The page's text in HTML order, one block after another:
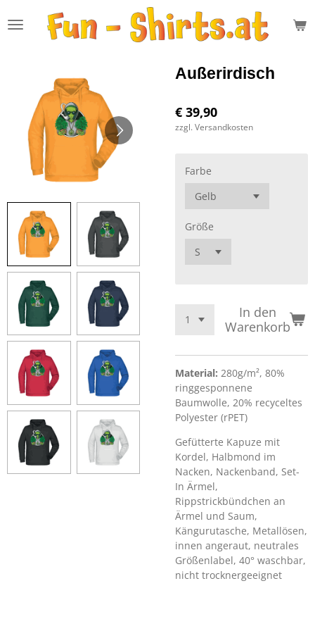
Hauptinhalt
Außerirdisch
€ 39,90
zzgl. Versandkosten
Farbe
Größe
In den
Warenkorb
Material: 280g/m², 80%
ringgesponnene
Baumwolle, 20% recyceltes
Polyester (rPET)
Gefütterte Kapuze mit
Kordel, Halbmond im
Nacken, Nackenband, Set-
In Ärmel,
Rippstrickbündchen an
Ärmel und Saum,
Kängurutasche, Metallösen,
innen angeraut, neutrales
Größenlabel, 40° waschbar,
nicht trocknergeeignet